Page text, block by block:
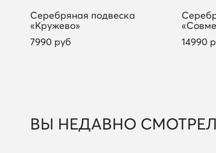
Серебряная подвеска
«Кружево»
7990 руб
14990
ВЫ НЕДАВНО